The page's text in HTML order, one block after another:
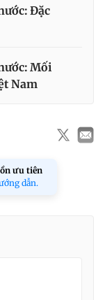
Đặc
Mối
Nam
ưu tiên
dẫn.